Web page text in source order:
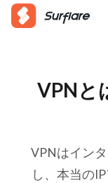
VPNと
VPNはイン
し、本当の